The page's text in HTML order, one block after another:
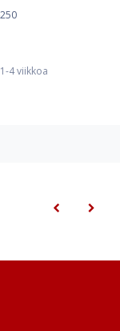
4 viikkoa